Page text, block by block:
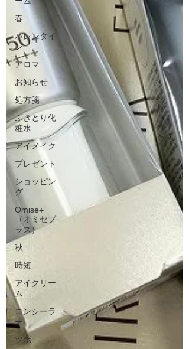
春
バレンタイ
ン
アロマ
お知らせ
処方箋
ふきとり化
粧水
アイメイク
プレゼント
ショッピン
グ
Omise+
（オミセプ
ラス）
秋
時短
アイクリー
ム
コンシーラ
ー
ツボ